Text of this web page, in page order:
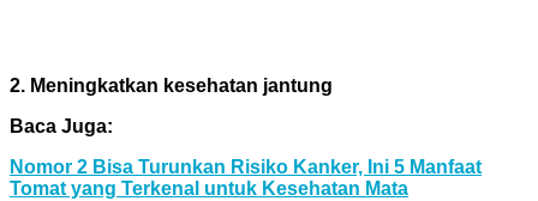
2. Meningkatkan kesehatan jantung
Baca Juga:
Nomor 2 Bisa Turunkan Risiko Kanker, Ini 5 Manfaat
Tomat yang Terkenal untuk Kesehatan Mata